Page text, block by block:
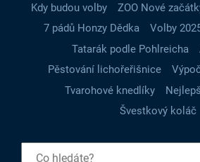
Kdy budou volby
ZOO Nové
7 pádů Honzy Dědka
Volby
Tatarák podle Pohlreicha
Pěstování lichořeřišnice
Tvarohové knedlíky
Švestkový koláč